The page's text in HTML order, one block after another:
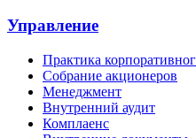
Управление
Практика
Собрание акционеров
Менеджмент
Внутренний аудит
Комплаенс